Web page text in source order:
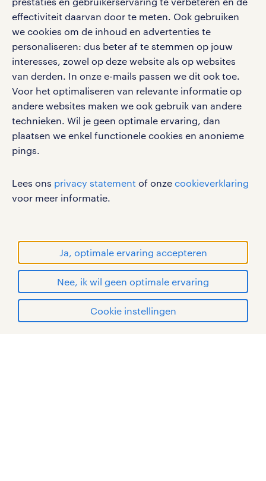
effectiviteit daarvan door te meten. Ook gebruiken
we cookies om de inhoud en advertenties te
personaliseren: dus beter af te stemmen op jouw
interesses, zowel op deze website als op websites
van derden. In onze e-mails passen we dit ook toe.
Voor het optimaliseren van relevante informatie op
andere websites maken we ook gebruik van andere
technieken. Wil je geen optimale ervaring, dan
plaatsen we enkel functionele cookies en anonieme
pings.
Lees ons privacy statement of onze cookieverklaring
voor meer informatie.
Ja, optimale ervaring accepteren
Nee, ik wil geen optimale ervaring
Cookie instellingen
werken bij randstad
gebruikersvoorwaarden
privacystatement
cookies
disclaimer
sitemap
RANDSTAD, HUMAN FORWARD en SHAPING THE
WORLD OF WORK zijn geregistreerde